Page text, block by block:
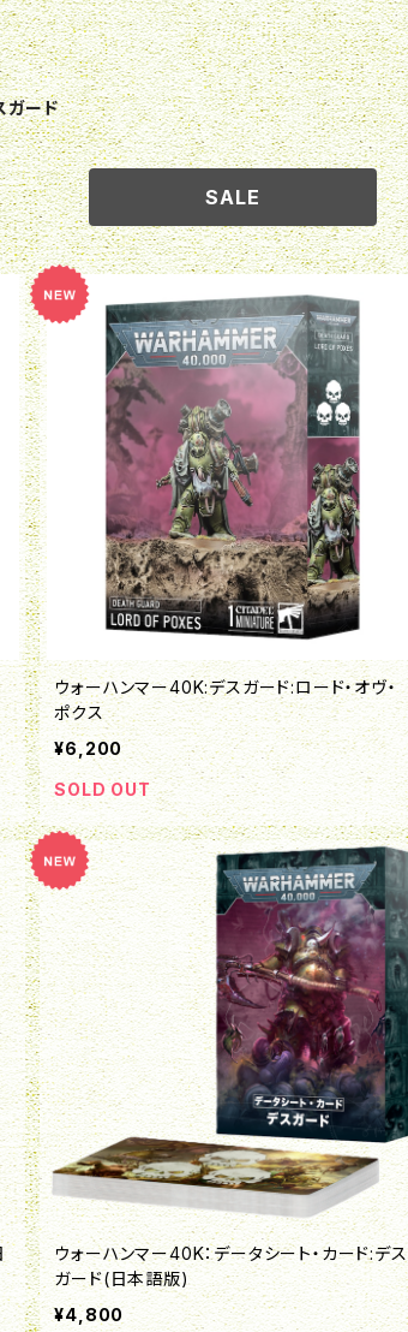
ガード
SALE
ウォーハンマー40K:デスガード:ロード・オヴ・
ポクス
¥6,200
SOLD OUT
ウォーハンマー40K：データシート・カード:デス
ガード(日本語版)
¥4,800